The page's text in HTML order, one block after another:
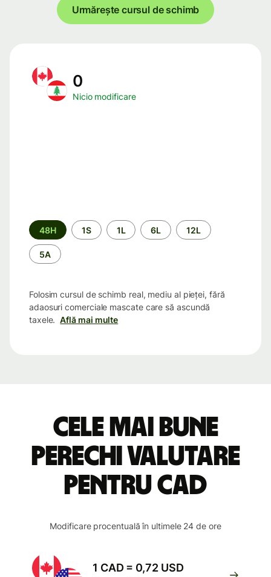
Urmărește cursul de schimb
0
Nicio modificare
Perioada
48H 1S 1L 6L 12L
5A
Folosim cursul de schimb real, mediu al pieței, fără
adaosuri comerciale mascate care să ascundă
taxele. Află mai multe
Cele mai bune
perechi valutare
pentru CAD
Modificare procentuală în ultimele 24 de ore
1 CAD = 0,72 USD